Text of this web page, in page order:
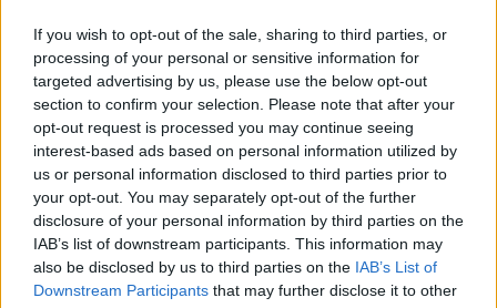
If you wish to opt-out of the sale, sharing to third parties, or
processing of your personal or sensitive information for
targeted advertising by us, please use the below opt-out
section to confirm your selection. Please note that after your
opt-out request is processed you may continue seeing
interest-based ads based on personal information utilized by
us or personal information disclosed to third parties prior to
your opt-out. You may separately opt-out of the further
disclosure of your personal information by third parties on the
IAB’s list of downstream participants. This information may
also be disclosed by us to third parties on the IAB’s List of
Downstream Participants that may further disclose it to other
Staran luetuimmat